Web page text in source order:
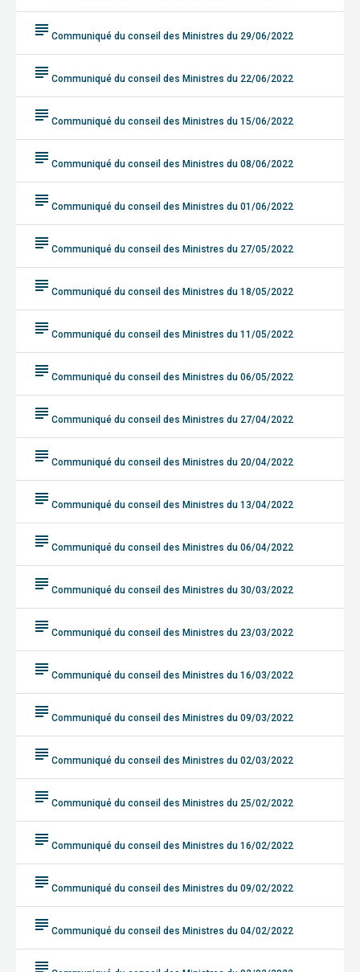
subject Communiqué du conseil des Ministres du 29/06/2022
subject Communiqué du conseil des Ministres du 22/06/2022
subject Communiqué du conseil des Ministres du 15/06/2022
subject Communiqué du conseil des Ministres du 08/06/2022
subject Communiqué du conseil des Ministres du 01/06/2022
subject Communiqué du conseil des Ministres du 27/05/2022
subject Communiqué du conseil des Ministres du 18/05/2022
subject Communiqué du conseil des Ministres du 11/05/2022
subject Communiqué du conseil des Ministres du 06/05/2022
subject Communiqué du conseil des Ministres du 27/04/2022
subject Communiqué du conseil des Ministres du 20/04/2022
subject Communiqué du conseil des Ministres du 13/04/2022
subject Communiqué du conseil des Ministres du 06/04/2022
subject Communiqué du conseil des Ministres du 30/03/2022
subject Communiqué du conseil des Ministres du 23/03/2022
subject Communiqué du conseil des Ministres du 16/03/2022
subject Communiqué du conseil des Ministres du 09/03/2022
subject Communiqué du conseil des Ministres du 02/03/2022
subject Communiqué du conseil des Ministres du 25/02/2022
subject Communiqué du conseil des Ministres du 16/02/2022
subject Communiqué du conseil des Ministres du 09/02/2022
subject Communiqué du conseil des Ministres du 04/02/2022
subject